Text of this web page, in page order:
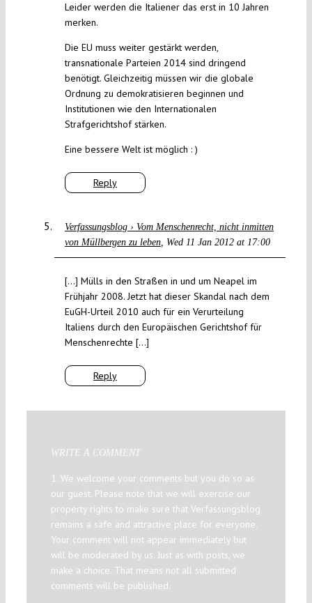
Reply
Leider werden die Italiener das erst in 10 Jahren
merken.
Die EU muss weiter gestärkt werden,
transnationale Parteien 2014 sind dringend
benötigt. Gleichzeitig müssen wir die globale
Ordnung zu demokratisieren beginnen und
Institutionen wie den Internationalen
Strafgerichtshof stärken.
Eine bessere Welt ist möglich : )
Verfassungsblog › Vom Menschenrecht, nicht inmitten
von Müllbergen zu leben
Wed 11 Jan 2012 at 17:00
Reply
[…] Mülls in den Straßen in und um Neapel im
Frühjahr 2008. Jetzt hat dieser Skandal nach dem
EuGH-Urteil 2010 auch für ein Verurteilung
Italiens durch den Europäischen Gerichtshof für
Menschenrechte […]
WRITE A COMMENT
1. We welcome your comments but you do so as
our guest. Please note that we will exercise our
property rights to make sure that Verfassungsblog
remains a safe and attractive place for everyone.
Your comment will not appear immediately but
will be moderated by us. Just as with posts, we
make a choice. That means not all submitted
comments will be published.